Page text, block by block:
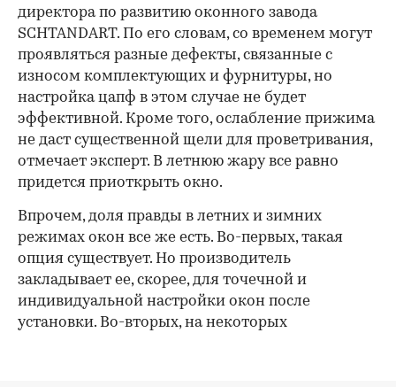
директора по развитию оконного завода
SCHTANDART. По его словам, со временем могут
проявляться разные дефекты, связанные с
износом комплектующих и фурнитуры, но
настройка цапф в этом случае не будет
эффективной. Кроме того, ослабление прижима
не даст существенной щели для проветривания,
отмечает эксперт. В летнюю жару все равно
придется приоткрыть окно.
Впрочем, доля правды в летних и зимних
режимах окон все же есть. Во-первых, такая
опция существует. Но производитель
закладывает ее, скорее, для точечной и
индивидуальной настройки окон после
установки. Во-вторых, на некоторых